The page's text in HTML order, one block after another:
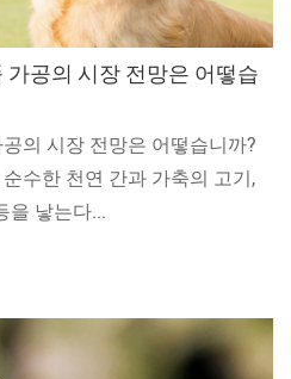
공의 시장 전망은 어떻습
의 시장 전망은 어떻습니까?
수한 천연 간과 가축의 고기,
을 낳는다...